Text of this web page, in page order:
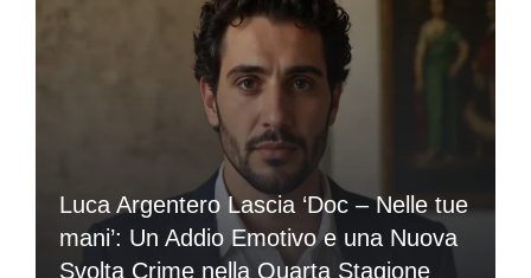
Luca Argentero Lascia ‘Doc – Nelle tue
mani’: Un Addio Emotivo e una Nuova
Svolta Crime nella Quarta Stagione